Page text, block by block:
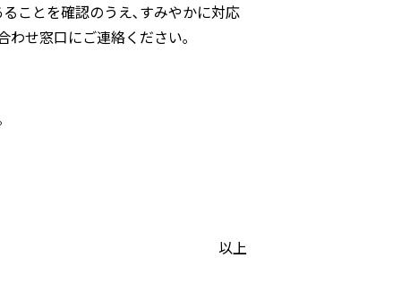
ことを確認のうえ､すみやかに対応
わせ窓口にご連絡ください｡
以上